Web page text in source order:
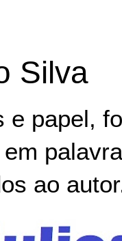
Silva
e papel,
ao